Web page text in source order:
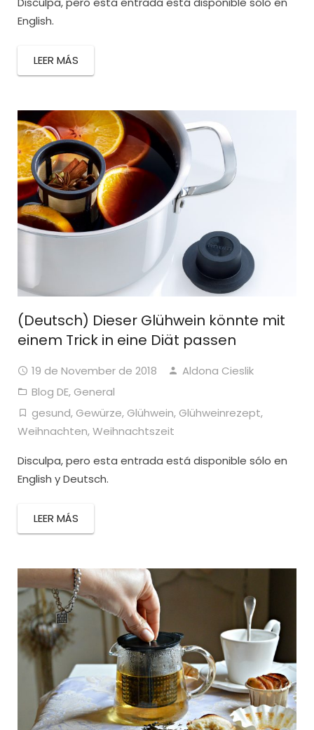
English.
LEER MÁS
(Deutsch) Dieser Glühwein könnte mit
einem Trick in eine Diät passen
19 de November de 2018
Aldona Cieslik
Blog DE, General
gesund, Gewürze, Glühwein, Glühweinrezept,
Weihnachten,Weihnachtszeit
Disculpa, pero esta entrada está disponible sólo en
English y Deutsch.
LEER MÁS